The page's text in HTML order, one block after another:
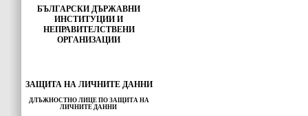
БЪЛГАРСКИ ДЪРЖАВНИ
ИНСТИТУЦИИ И
НЕПРАВИТЕЛСТВЕНИ
ОРГАНИЗАЦИИ
ЗАЩИТА НА ЛИЧНИТЕ ДАННИ
ДЛЪЖНОСТНО ЛИЦЕ ПО ЗАЩИТА НА
ЛИЧНИТЕ ДАННИ